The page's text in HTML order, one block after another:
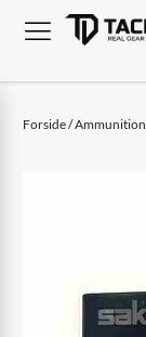
Forside/Ammunition